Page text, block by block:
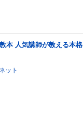
本 人気講師が教える本
ット